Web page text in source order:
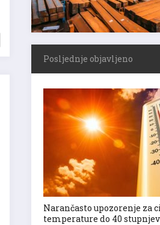
Posljednje objavljeno
Narančasto upozorenje za
temperature do 40